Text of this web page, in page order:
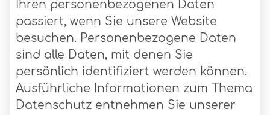
Ihren personenbezogenen Daten
passiert, wenn Sie unsere Website
besuchen. Personenbezogene Daten
sind alle Daten, mit denen Sie
persönlich identifiziert werden können.
Ausführliche Informationen zum Thema
Datenschutz entnehmen Sie unserer